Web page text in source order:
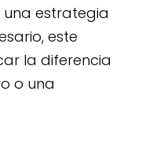
una estrategia
este
la diferencia
o una